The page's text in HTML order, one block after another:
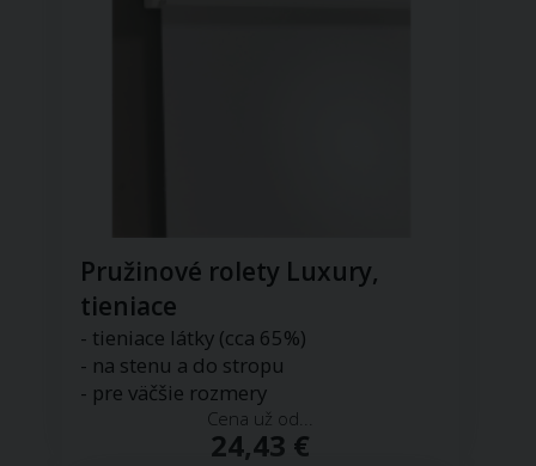
Pružinové rolety Luxury,
tieniace
- tieniace látky (cca 65%)
- na stenu a do stropu
- pre väčšie rozmery
Cena už od...
24,43 €